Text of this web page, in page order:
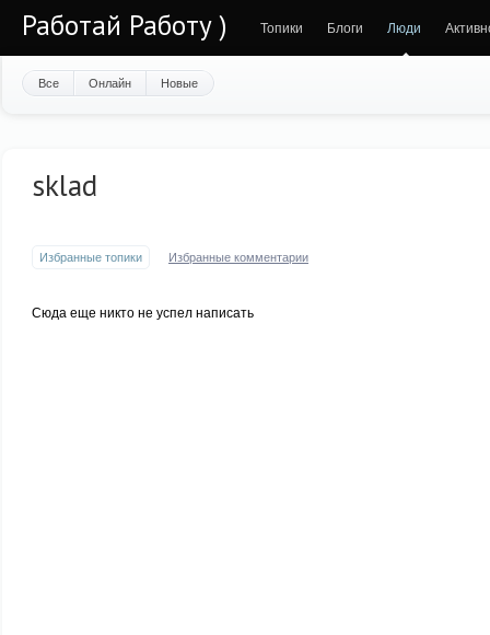
Работай Работу ) Топики Блоги Люди
Все Онлайн Новые
sklad
Избранные топики Избранные комментарии
Сюда еще никто не успел написать